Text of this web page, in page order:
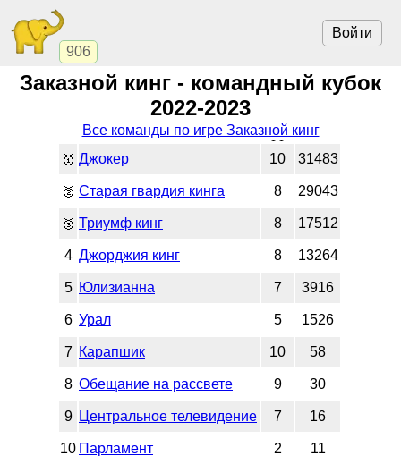
906
Войти
Заказной кинг - командный кубок
2022-2023
Все команды по игре Заказной кинг
🥇 Джокер 10 31483
🥈 Старая гвардия кинга 8 29043
🥉 Триумф кинг 8 17512
4 Джорджия кинг 8 13264
5 Юлизианна 7 3916
6 Урал 5 1526
7 Карапшик 10 58
8 Обещание на рассвете 9 30
9 Центральное телевидение 7 16
10 Парламент 2 11